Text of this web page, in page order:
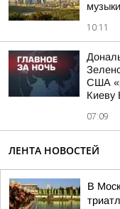
10:11
США
Киеву
07:09
ЛЕНТА НОВОСТЕЙ
В